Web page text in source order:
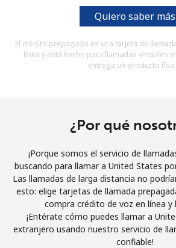
¡Hola!
Inicia sesión o
Iniciar Sesión
o
Quiero saber más
El crédito prepagado es una tarjeta de
línea y está hecho para llamadas virtuales
entrega un producto
¿Por qué
¡Porque somos el servicio de
buscando para llamar a United States
Las llamadas de larga distancia no
esto: elige tarjetas de llamada
compra crédito de voz en línea y
¡Entérate cómo puedes llamar a
extranjero usando nuestro servicio de
confiable!